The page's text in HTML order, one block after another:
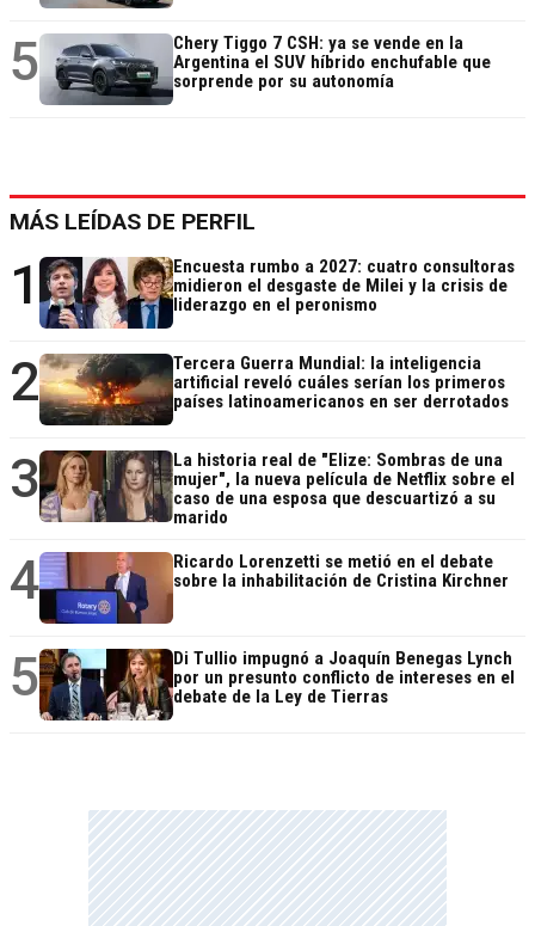
5
Chery Tiggo 7 CSH: ya se vende en la
Argentina el SUV híbrido enchufable que
sorprende por su autonomía
MÁS LEÍDAS DE PERFIL
1
Encuesta rumbo a 2027: cuatro consultoras
midieron el desgaste de Milei y la crisis de
liderazgo en el peronismo
2
Tercera Guerra Mundial: la inteligencia
artificial reveló cuáles serían los primeros
países latinoamericanos en ser derrotados
3
La historia real de "Elize: Sombras de una
mujer", la nueva película de Netflix sobre el
caso de una esposa que descuartizó a su
marido
4
Ricardo Lorenzetti se metió en el debate
sobre la inhabilitación de Cristina Kirchner
5
Di Tullio impugnó a Joaquín Benegas Lynch
por un presunto conflicto de intereses en el
debate de la Ley de Tierras